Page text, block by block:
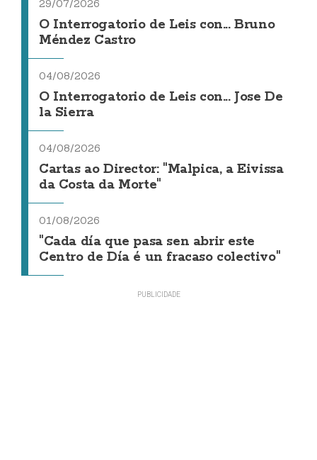
29/07/2026
O Interrogatorio de Leis con... Bruno
Méndez Castro
04/08/2026
O Interrogatorio de Leis con... Jose De
la Sierra
04/08/2026
Cartas ao Director: "Malpica, a Eivissa
da Costa da Morte"
01/08/2026
"Cada día que pasa sen abrir este
Centro de Día é un fracaso colectivo"